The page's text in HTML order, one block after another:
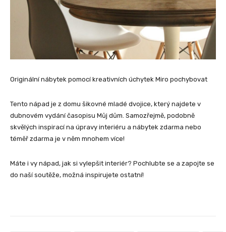
Originální nábytek pomocí kreativních úchytek Miro pochybovat
Tento nápad je z domu šikovné mladé dvojice, který najdete v
dubnovém vydání časopisu Můj dům. Samozřejmě, podobně
skvělých inspirací na úpravy interiéru a nábytek zdarma nebo
téměř zdarma je v něm mnohem více!
Máte i vy nápad, jak si vylepšit interiér? Pochlubte se a zapojte se
do naší soutěže, možná inspirujete ostatní!